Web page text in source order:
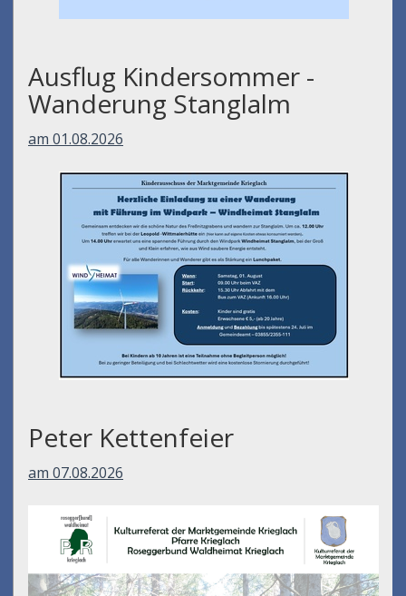
Ausflug Kindersommer -
Wanderung Stanglalm
am 01.08.2026
Peter Kettenfeier
am 07.08.2026